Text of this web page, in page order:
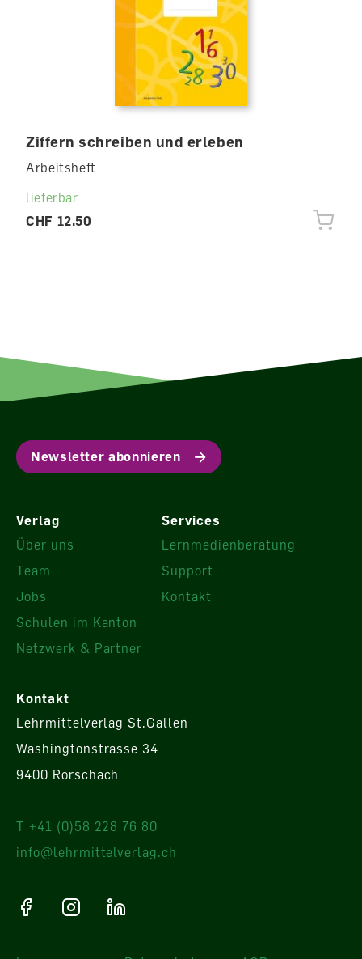
Ziffern schreiben und erleben
Arbeitsheft
lieferbar
CHF 12.50
Newsletter abonnieren
Verlag
Über uns
Team
Jobs
Schulen im Kanton
Netzwerk & Partner
Services
Lernmedienberatung
Support
Kontakt
Kontakt
Lehrmittelverlag St.Gallen
Washingtonstrasse 34
9400 Rorschach
T +41 (0)58 228 76 80
info@lehrmittelverlag.ch